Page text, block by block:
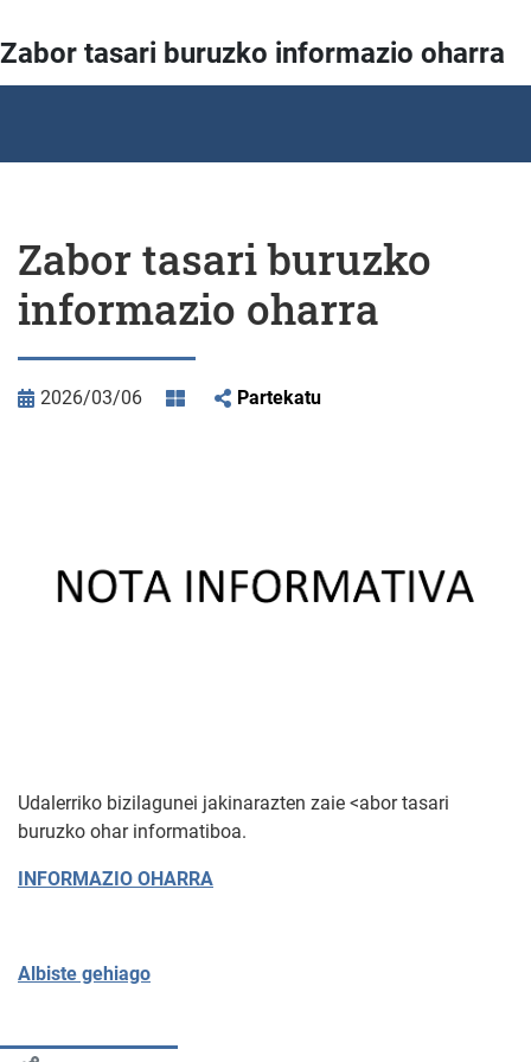
Zabor tasari buruzko informazio oharra
Zabor tasari buruzko
informazio oharra
2026/03/06 Partekatu
Udalerriko bizilagunei jakinarazten zaie <abor tasari
buruzko ohar informatiboa.
INFORMAZIO OHARRA
Albiste gehiago